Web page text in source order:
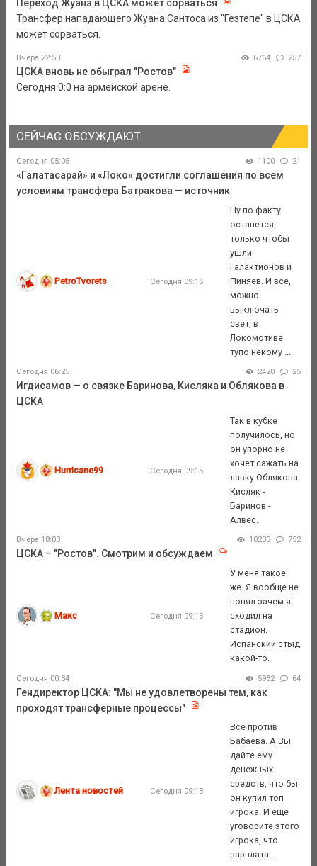
Переход Жуана в ЦСКА может сорваться
Трансфер нападающего Жуана Сантоса из "Гезтепе" в ЦСКА
может сорваться.
Вчера 22:50 6764 257
ЦСКА вновь не обыграл "Ростов"
Сегодня 0:0 на армейской арене.
СЕЙЧАС ОБСУЖДАЮТ
Сегодня 05:05 1100 21
«Галатасарай» и «Локо» достигли соглашения по всем
условиям трансфера Батракова — источник
PetroTvorets Сегодня 09:15
Ну по факту
останется
только чтобы
ушли
Галактионов и
Пиняев. И все,
можно
выключать
свет, в
Локомотиве
тупо некому ...
Сегодня 06:25 2420 25
Игдисамов — о связке Баринова, Кисляка и Облякова в
ЦСКА
Hurricane99 Сегодня 09:15
Так в кубке
получилось, но
он упорно не
хочет сажать на
лавку Облякова.
Кисляк -
Баринов -
Алвес.
Вчера 18:03 10233 752
ЦСКА – "Ростов". Смотрим и обсуждаем
Макс Сегодня 09:13
У меня такое
же. Я вообще не
понял зачем я
сходил на
стадион.
Испанский стыд
какой-то.
Сегодня 00:34 5932 64
Гендиректор ЦСКА: "Мы не удовлетворены тем, как
проходят трансферные процессы"
Лента новостей Сегодня 09:13
Все против
Бабаева. А Вы
дайте ему
денежных
средств, что бы
он купил топ
игрока. И еще
уговорите этого
игрока, что
зарплата ...